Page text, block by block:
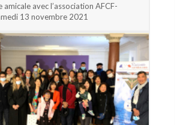
amicale avec l’association AFCF-
13 novembre 2021